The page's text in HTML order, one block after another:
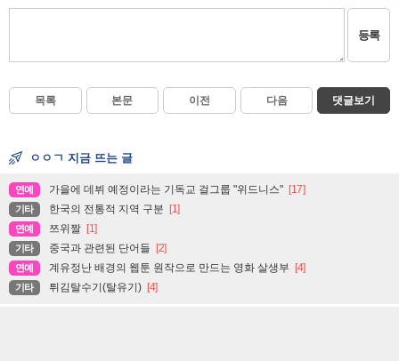
등록
목록 본문 이전 다음 댓글보기
ㅇㅇㄱ 지금 뜨는 글
연예 가을에 데뷔 예정이라는 기독교 걸그룹 "위드니스" [17]
기타 한국의 전통적 지역 구분 [1]
연예 쯔위짤 [1]
기타 중국과 관련된 단어들 [2]
연예 계유정난 배경의 웹툰 원작으로 만드는 영화 살생부 [4]
기타 튀김탈수기(탈유기) [4]